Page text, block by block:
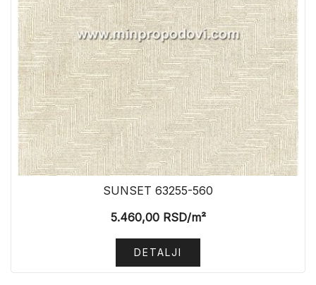
SUNSET 63255-560
5.460,00RSD/m²
DETALJI